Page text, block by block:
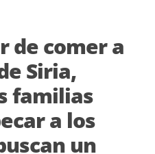
de comer a
Siria,
familias
a los
un